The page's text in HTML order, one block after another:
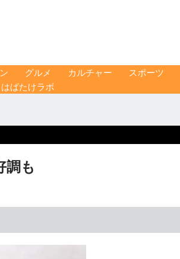
グルメ カルチャー
スポーツ
はばたけラボ
調も